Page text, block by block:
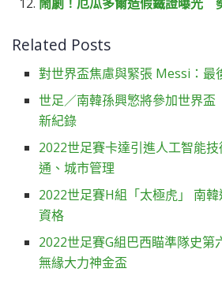
Related Posts
對世界盃焦慮與緊張 Messi：最
世足／南韓孫興慜將參加世界
新紀錄
2022世足賽卡達引進人工智能
通、城市管理
2022世足賽H組「太極虎」 南
資格
2022世足賽G組巴西瞄準隊史第
無緣大力神金盃